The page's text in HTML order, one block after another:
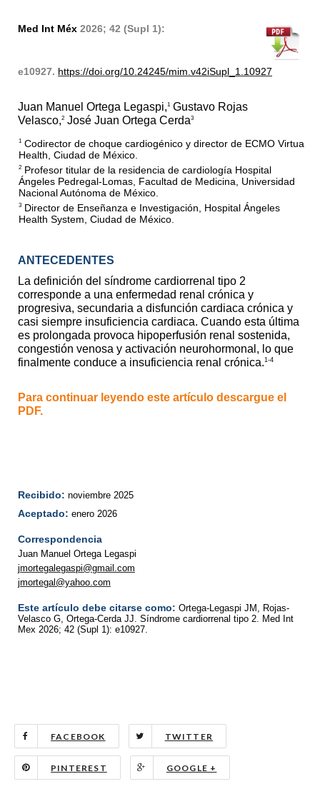
Med Int Méx 2026; 42 (Supl 1):
e10927. https://doi.org/10.24245/mim.v42iSupl_1.10927
Juan Manuel Ortega Legaspi,1 Gustavo Rojas
Velasco,2 José Juan Ortega Cerda3
1 Codirector de choque cardiogénico y director de ECMO Virtua
Health, Ciudad de México.
2 Profesor titular de la residencia de cardiología Hospital
Ángeles Pedregal-Lomas, Facultad de Medicina, Universidad
Nacional Autónoma de México.
3 Director de Enseñanza e Investigación, Hospital Ángeles
Health System, Ciudad de México.
ANTECEDENTES
La definición del síndrome cardiorrenal tipo 2
corresponde a una enfermedad renal crónica y
progresiva, secundaria a disfunción cardiaca crónica y
casi siempre insuficiencia cardiaca. Cuando esta última
es prolongada provoca hipoperfusión renal sostenida,
congestión venosa y activación neurohormonal, lo que
finalmente conduce a insuficiencia renal crónica.1-4
Para continuar leyendo este artículo descargue el
PDF.
Recibido: noviembre 2025
Aceptado: enero 2026
Correspondencia
Juan Manuel Ortega Legaspi
jmortegalegaspi@gmail.com
jmortegal@yahoo.com
Este artículo debe citarse como: Ortega-Legaspi JM, Rojas-
Velasco G, Ortega-Cerda JJ. Síndrome cardiorrenal tipo 2. Med Int
Mex 2026; 42 (Supl 1): e10927.
FACEBOOK TWITTER
PINTEREST GOOGLE +